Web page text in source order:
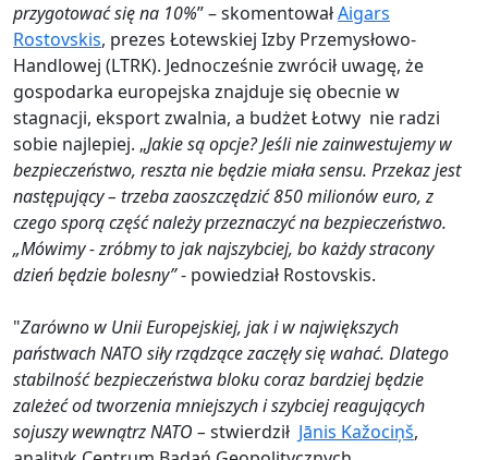
przygotować się na 10%” – skomentowałAigars
Rostovskis, prezes Łotewskiej Izby Przemysłowo-
Handlowej (LTRK). Jednocześnie zwrócił uwagę, że
gospodarka europejska znajduje się obecnie w
stagnacji, eksport zwalnia, a budżet Łotwy nie radzi
sobie najlepiej. „Jakie są opcje? Jeśli nie zainwestujemy w
bezpieczeństwo, reszta nie będzie miała sensu. Przekaz jest
następujący – trzeba zaoszczędzić 850 milionów euro, z
czego sporą część należy przeznaczyć na bezpieczeństwo.
„Mówimy - zróbmy to jak najszybciej, bo każdy stracony
dzień będzie bolesny”- powiedział Rostovskis.
"Zarówno w Unii Europejskiej, jak i w największych
państwach NATO siły rządzące zaczęły się wahać. Dlatego
stabilność bezpieczeństwa bloku coraz bardziej będzie
zależeć od tworzenia mniejszych i szybciej reagujących
sojuszy wewnątrz NATO – stwierdził Jānis Kažociņš,